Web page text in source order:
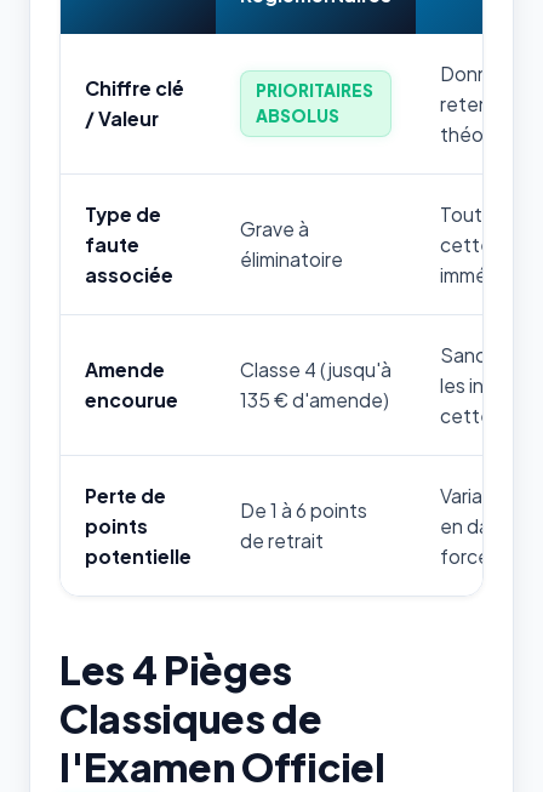
Chiffre clé
/ Valeur
PRIORITAIRES
ABSOLUS
Donnée
retenir par
théorique.
Type de
faute
associée
Grave à
éliminatoire
Toute
cette
Amende
encourue
Classe 4 (jusqu'à
135 € d'amende)
Sanction
les
cette
Perte de
points
potentielle
De 1 à 6 points
de retrait
Variable
en danger
forces de
Les 4 Pièges
Classiques de
l'Examen Officiel